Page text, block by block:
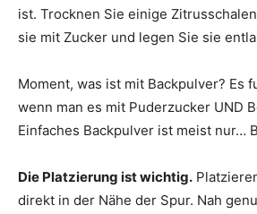
ist. Trocknen Sie einige
sie mit Zucker und legen Sie sie
Moment, was ist mit Backpulver? Es
wenn man es mit Puderzucker UND
Einfaches Backpulver ist meist nur…
Die Platzierung ist wichtig.
direkt in der Nähe der Spur. Nah